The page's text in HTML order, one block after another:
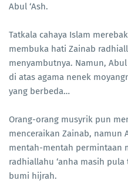
Abul ‘Ash.
Tatkala cahaya Islam
membuka hati Zainab
menyambutnya. Namun, Abul
di atas agama nenek
yang berbeda…
Orang-orang musyrik pun
menceraikan Zainab, namun
mentah-mentah permintaan
radhiallahu ‘anha masih
bumi hijrah.